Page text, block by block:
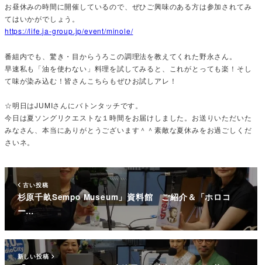
お昼休みの時間に開催しているので、ぜひご興味のある方は参加されてみ
てはいかがでしょう。
https://life.ja-group.jp/event/minole/
番組内でも、驚き・目からうろこの調理法を教えてくれた野永さん。
早速私も「油を使わない」料理を試してみると、これがとっても楽！そし
て味が染み込む！皆さんこちらもぜひお試しアレ！
☆明日はJUMIさんにバトンタッチです。
今日は夏ソングリクエストな１時間をお届けしました。お送りいただいた
みなさん、本当にありがとうございます＾＾素敵な夏休みをお過ごしくだ
さいネ。
古い投稿
杉原千畝Sempo Museum」資料館 ご紹介＆「ホロコ
ー…
新しい投稿